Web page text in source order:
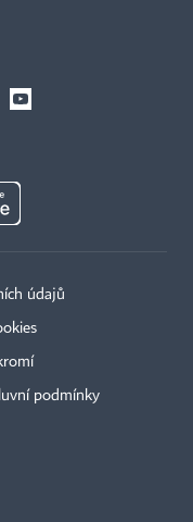
údajů
podmínky